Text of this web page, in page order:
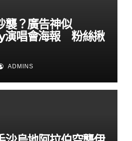
襲？廣告神似
演唱會海報 粉絲揪
ADMINS